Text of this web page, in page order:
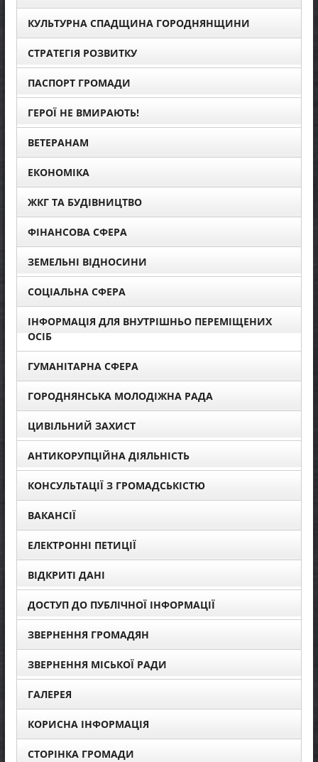
КУЛЬТУРНА СПАДЩИНА ГОРОДНЯНЩИНИ
СТРАТЕГІЯ РОЗВИТКУ
ПАСПОРТ ГРОМАДИ
ГЕРОЇ НЕ ВМИРАЮТЬ!
ВЕТЕРАНАМ
ЕКОНОМІКА
ЖКГ ТА БУДІВНИЦТВО
ФІНАНСОВА СФЕРА
ЗЕМЕЛЬНІ ВІДНОСИНИ
СОЦІАЛЬНА СФЕРА
ІНФОРМАЦІЯ ДЛЯ ВНУТРІШНЬО ПЕРЕМІЩЕНИХ
ОСІБ
ГУМАНІТАРНА СФЕРА
ГОРОДНЯНСЬКА МОЛОДІЖНА РАДА
ЦИВІЛЬНИЙ ЗАХИСТ
АНТИКОРУПЦІЙНА ДІЯЛЬНІСТЬ
КОНСУЛЬТАЦІЇ З ГРОМАДСЬКІСТЮ
ВАКАНСІЇ
ЕЛЕКТРОННІ ПЕТИЦІЇ
ВІДКРИТІ ДАНІ
ДОСТУП ДО ПУБЛІЧНОЇ ІНФОРМАЦІЇ
ЗВЕРНЕННЯ ГРОМАДЯН
ЗВЕРНЕННЯ МІСЬКОЇ РАДИ
ГАЛЕРЕЯ
КОРИСНА ІНФОРМАЦІЯ
СТОРІНКА ГРОМАДИ